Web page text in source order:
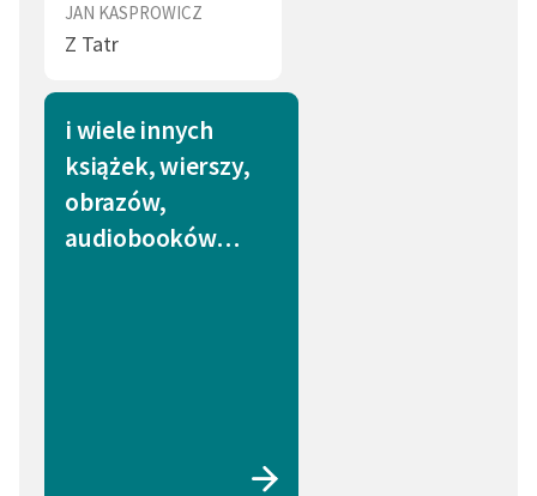
JAN KASPROWICZ
Z Tatr
i wiele innych
książek, wierszy,
obrazów,
audiobooków…